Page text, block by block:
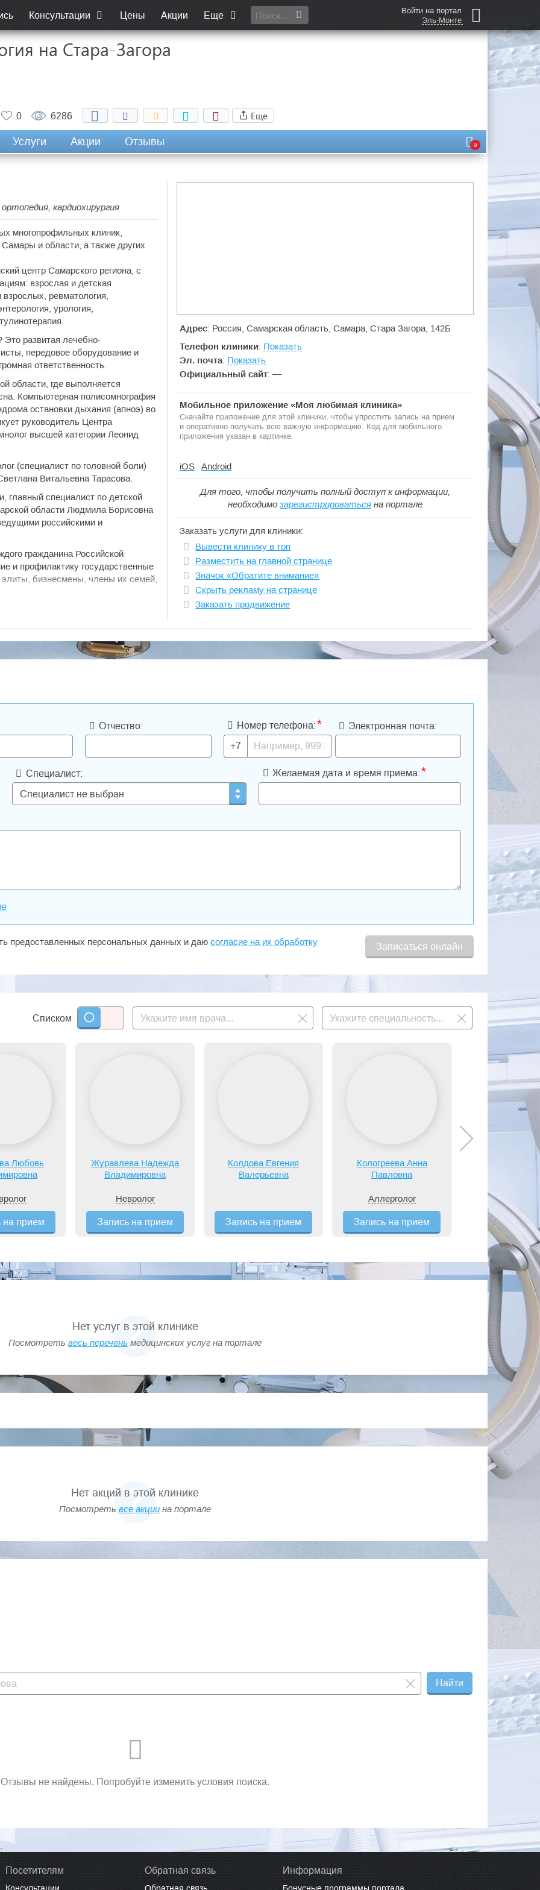
Консультации Цены Акции Еще
Войти на портал
Эль-Монте
на Стара-Загора
0 6286 Еще
Услуги Акции Отзывы 9
Адрес: Россия, Самарская область, Самара, Стара Загора, 142Б
Телефон клиники: Показать
Эл. почта: Показать
Официальный сайт: —
Мобильное приложение «Моя любимая клиника»
Скачайте приложение для этой клиники, чтобы упростить запись на прием
и оперативно получать всю важную информацию. Код для мобильного
приложения указан в картинке.
iOS Android
Для того, чтобы получить полный доступ к информации,
необходимо зарегистрироваться на портале
Заказать услуги для клиники:
Вывести клинику в топ
Разместить на главной странице
Значок «Обратите внимание»
Скрыть рекламу на странице
Заказать продвижение
кардиохирургия
многопрофильных клиник,
и области, а также других
центр Самарского региона, с
взрослая и детская
ревматология,
урология,
Это развитая лечебно-
передовое оборудование и
ответственность.
области, где выполняется
Компьютерная полисомнография
остановки дыхания (апноэ) во
руководитель Центра
высшей категории Леонид
(специалист по головной боли)
Витальевна Тарасова.
главный специалист по детской
области Людмила Борисовна
российскими и
гражданина Российской
и профилактику государственные
бизнесмены, члены их семей,
подход к пациенту,
кадровый состав.
мировом уровне.
Отчество: Номер телефона:*
+7
Электронная почта:
Специалист: Желаемая дата и время приема:*
предоставленных персональных данных и даю согласие на их обработку
Списком
Любовь
на прием
Журавлева Надежда
Владимировна
Невролог
Запись на прием
Колдова Евгения
Валерьевна
Запись на прием
Кологреева Анна
Павловна
Аллерголог
Запись на прием
Невролог
Запись на
Нет услуг в этой клинике
Посмотреть весь перечень медицинских услуг на портале
Нет акций в этой клинике
Посмотреть все акции на портале
Найти
Отзывы не найдены. Попробуйте изменить условия поиска.
Посетителям Обратная связь Информация